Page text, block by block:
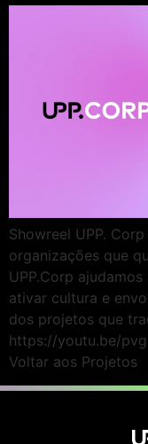
Showreel UPP.
organizações que
UPP.Corp
ativar cultura e
dos projetos que
https://youtu.be/
Voltar aos Projetos